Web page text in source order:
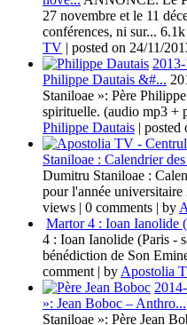
27 novembre et le 11
conférences, ni sur...
TV | posted on 24/11/
Philippe Dautais &#...
Staniloae »: Père
spirituelle. (audio mp3 +
Philippe Dautais | posted
Staniloae : Calendrier
Dumitru Staniloae :
pour l'année
views | 0 comments | by
Martor 4 : Ioan Ianolide
4 : Ioan Ianolide (Paris -
bénédiction de Son
comment | by Apostolia
»: Jean Boboc – Anthro...
Staniloae »: Père Jean